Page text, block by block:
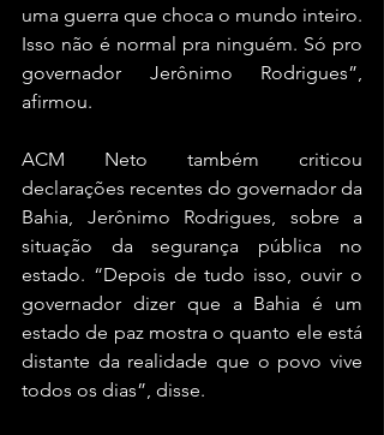
uma guerra que choca o mundo inteiro.
Isso não é normal pra ninguém. Só pro
governador Jerônimo Rodrigues”,
afirmou.
ACM Neto também criticou
declarações recentes do governador da
Bahia, Jerônimo Rodrigues, sobre a
situação da segurança pública no
estado. “Depois de tudo isso, ouvir o
governador dizer que a Bahia é um
estado de paz mostra o quanto ele está
distante da realidade que o povo vive
todos os dias”, disse.